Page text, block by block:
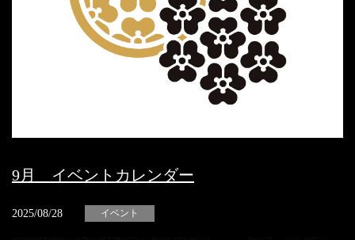
9月 イベントカレンダー
2025/08/28 イベント